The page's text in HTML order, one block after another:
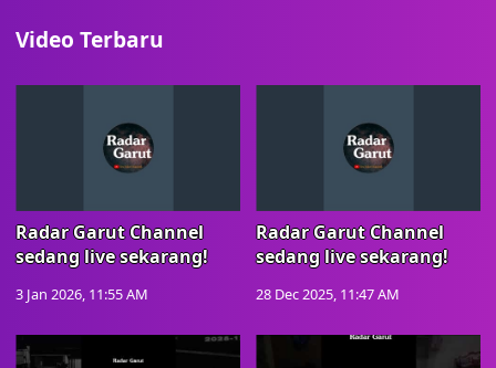
Video Terbaru
Radar Garut Channel
sedang live sekarang!
3 Jan 2026, 11:55 AM
Radar Garut Channel
sedang live sekarang!
28 Dec 2025, 11:47 AM